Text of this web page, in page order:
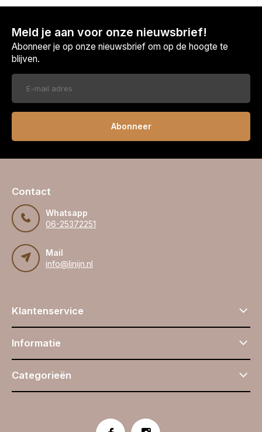
Meld je aan voor onze nieuwsbrief!
Abonneer je op onze nieuwsbrief om op de hoogte te
blijven.
Abonneer
Contact
Whatsapp
06-25372251
Mail
info@linijn.nl
Klantenservice
Informatie
Categorieën